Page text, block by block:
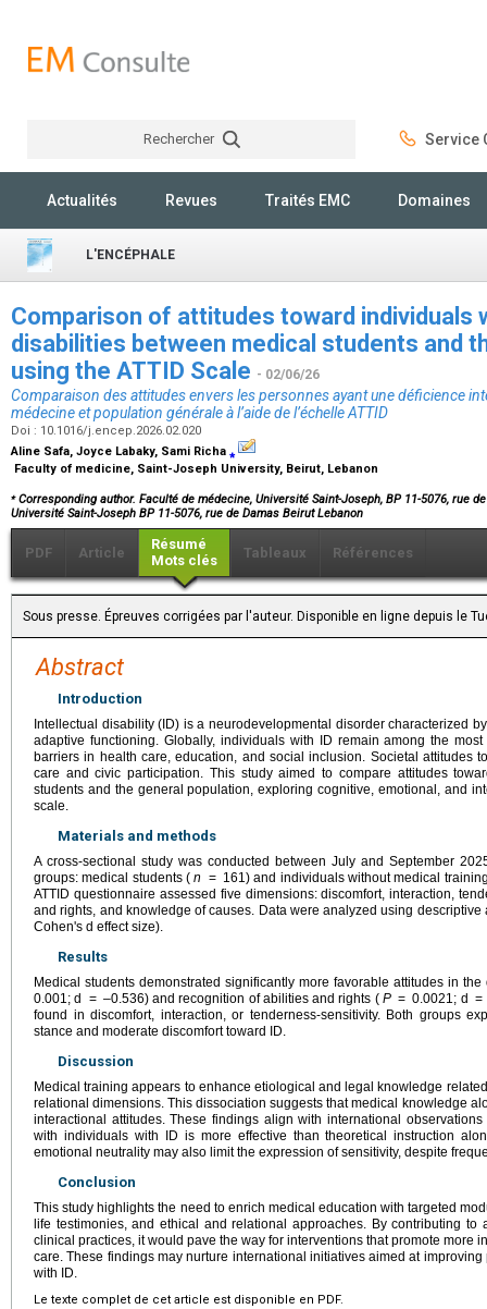
Rechercher Service
Actualités Revues Traités EMC Domaines
L'ENCÉPHALE
Comparison of attitudes toward individuals
disabilities between medical students and
using the ATTID Scale - 02/06/26
Comparaison des attitudes envers les personnes ayant une déficience
médecine et population générale à l’aide de l’échelle ATTID
Doi : 10.1016/j.encep.2026.02.020
Aline Safa, Joyce Labaky, Sami Richa ⁎
Faculty of medicine, Saint-Joseph University, Beirut, Lebanon
⁎Corresponding author. Faculté de médecine, Université Saint-Joseph, BP 11-5076, rue
Université Saint-Joseph BP 11-5076, rue de Damas Beirut Lebanon
PDF Article
Résumé
Mots clés
Tableaux Références
Sous presse. Épreuves corrigées par l'auteur. Disponible en ligne depuis le
Abstract
Introduction
Intellectual disability (ID) is a neurodevelopmental disorder characterized
adaptive functioning. Globally, individuals with ID remain among the
barriers in health care, education, and social inclusion. Societal attitudes
care and civic participation. This study aimed to compare attitudes
students and the general population, exploring cognitive, emotional, and
scale.
Materials and methods
A cross-sectional study was conducted between July and September
groups: medical students (n = 161) and individuals without medical
ATTID questionnaire assessed five dimensions: discomfort, interaction,
and rights, and knowledge of causes. Data were analyzed using
Cohen's d effect size).
Results
Medical students demonstrated significantly more favorable attitudes in
0.001; d
= –0.536) and recognition of abilities and rights ( P = 0.0021; d =
found in discomfort, interaction, or tenderness-sensitivity. Both groups
stance and moderate discomfort toward ID.
Discussion
Medical training appears to enhance etiological and legal knowledge
relational dimensions. This dissociation suggests that medical knowledge
interactional attitudes. These findings align with international
with individuals with ID is more effective than theoretical instruction
emotional neutrality may also limit the expression of sensitivity, despite
Conclusion
This study highlights the need to enrich medical education with targeted
life testimonies, and ethical and relational approaches. By contributing
clinical practices, it would pave the way for interventions that promote more
care. These findings may nurture international initiatives aimed at
with ID.
Le texte complet de cet article est disponible en PDF.